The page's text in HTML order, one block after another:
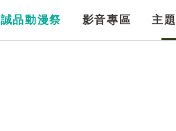
誠品動漫祭 影音專區 主